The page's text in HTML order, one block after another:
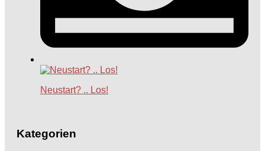
Neustart? .. Los!
Kategorien